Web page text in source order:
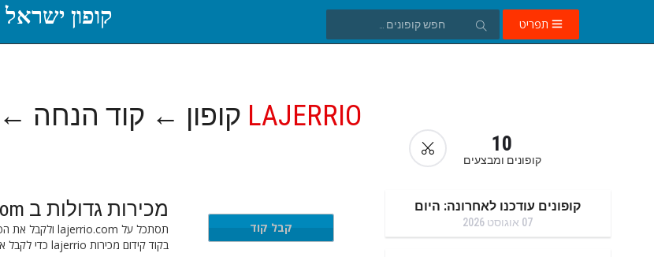
קופון ישראל תפריט
LAJERRIO קופון ← קוד הנחה
10
קופונים ומבצעים
מכירות גדולות ב lajerrio.com
בקוד קידום מכירות lajerrio כדי לקבל את המכירה.
קבל קוד
קופונים עודכנו לאחרונה: היום
07 אוגוסט 2026